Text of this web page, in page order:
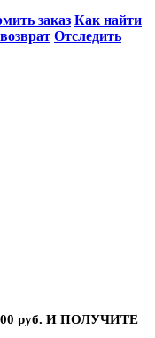
заказ Как найти
Отследить
руб. И ПОЛУЧИТЕ